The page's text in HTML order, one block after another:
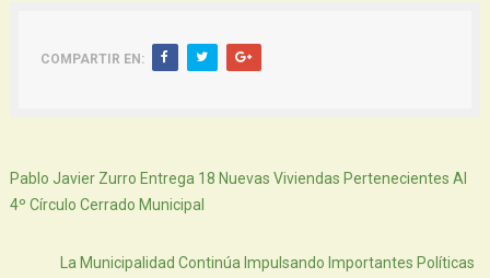
COMPARTIR EN:
Pablo Javier Zurro Entrega 18 Nuevas Viviendas Pertenecientes Al
4º Círculo Cerrado Municipal
La Municipalidad Continúa Impulsando Importantes Políticas